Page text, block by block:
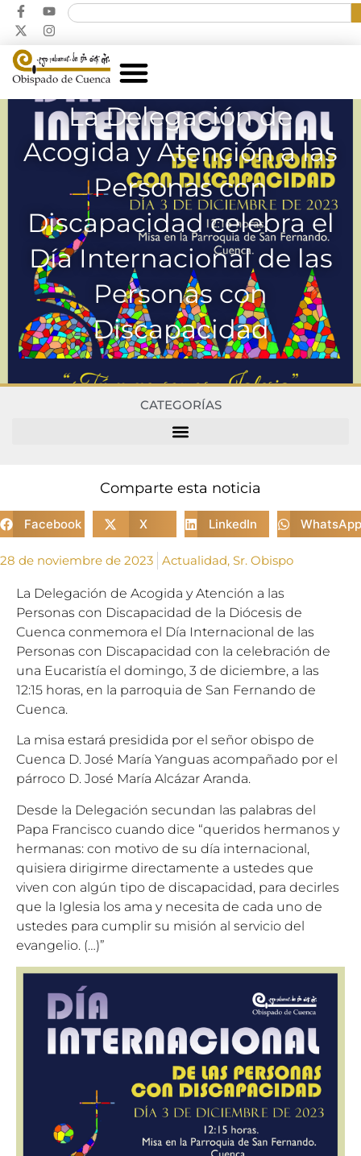
La Delegación de
Acogida y Atención a las
Personas con
Discapacidad celebra el
Día Internacional de las
Personas con
Discapacidad
CATEGORÍAS
Comparte esta noticia
Facebook X LinkedIn WhatsApp
28 de noviembre de 2023 Actualidad, Sr. Obispo
La Delegación de Acogida y Atención a las
Personas con Discapacidad de la Diócesis de
Cuenca conmemora el Día Internacional de las
Personas con Discapacidad con la celebración de
una Eucaristía el domingo, 3 de diciembre, a las
12:15 horas, en la parroquia de San Fernando de
Cuenca.
La misa estará presidida por el señor obispo de
Cuenca D. José María Yanguas acompañado por el
párroco D. José María Alcázar Aranda.
Desde la Delegación secundan las palabras del
Papa Francisco cuando dice “queridos hermanos y
hermanas: con motivo de su día internacional,
quisiera dirigirme directamente a ustedes que
viven con algún tipo de discapacidad, para decirles
que la Iglesia los ama y necesita de cada uno de
ustedes para cumplir su misión al servicio del
evangelio. (…)”